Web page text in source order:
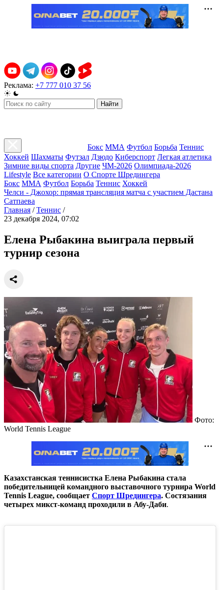
Реклама: +7 777 010 37 56
Найти
Бокс ММА Футбол Борьба Теннис
Хоккей Шахматы Футзал Дзюдо Киберспорт Легкая атлетика
Зимние виды спорта Другие ЧМ-2026 Олимпиада-2026
Lifestyle Все категории О Спорте Шредингера
Бокс ММА Футбол Борьба Теннис Хоккей
Челси - Джохор: прямая трансляция матча с участием Дастана
Сатпаева
Главная / Теннис /
23 декабря 2024, 07:02
Елена Рыбакина выиграла первый
турнир сезона
Фото:
World Tennis League
Казахстанская теннисистка Елена Рыбакина стала
победительницей командного выставочного турнира World
Tennis League, сообщает Спорт Шредингера. Состязания
четырех микст-команд проходили в Абу-Даби.